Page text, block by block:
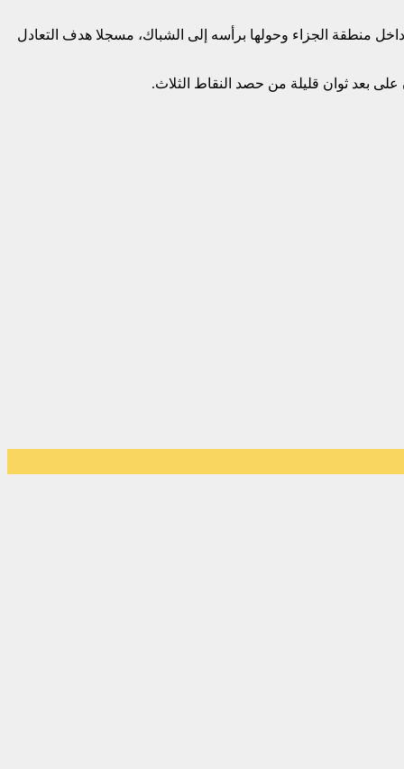
منطقة الجزاء وحولها برأسه إلى الشباك، مسجلا هدف التعادل
بعد ثوان قليلة من حصد النقاط الثلاث.